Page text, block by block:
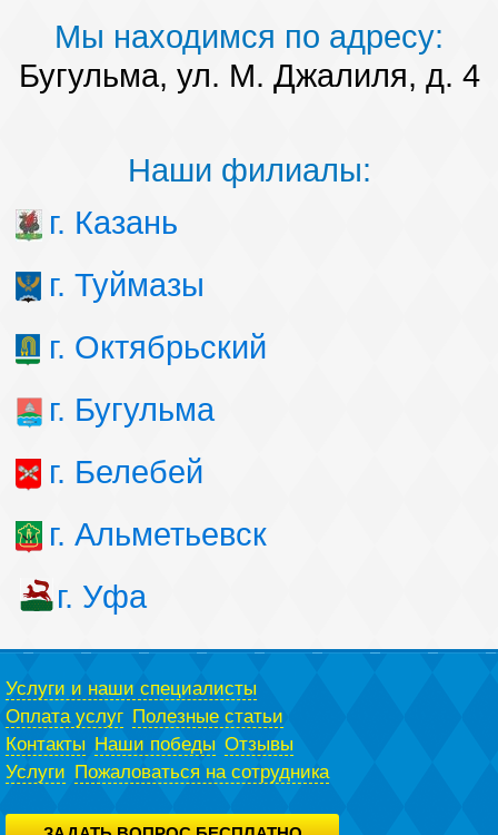
Мы находимся по адресу:
Бугульма, ул. М. Джалиля, д. 4
Наши филиалы:
г. Казань
г. Туймазы
г. Октябрьский
г. Бугульма
г. Белебей
г. Альметьевск
г. Уфа
Услуги и наши специалисты
Оплата услуг Полезные статьи
Контакты Наши победы Отзывы
Услуги Пожаловаться на сотрудника